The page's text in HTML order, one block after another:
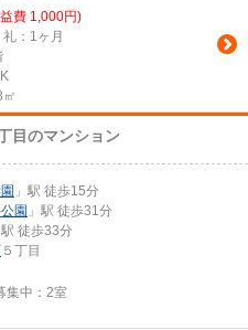
費 1,000円)
：1ヶ月
目のマンション
」駅 徒歩15分
園 」駅 徒歩31分
駅 徒歩33分
５丁目
中： 2室